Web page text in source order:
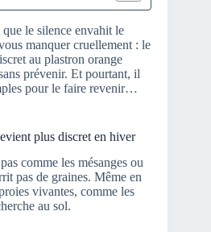
le silence envahit le
manquer cruellement : le
au plastron orange
prévenir. Et pourtant, il
pour le faire revenir…
plus discret en hiver
comme les mésanges ou
pas de graines. Même en
vivantes, comme les
au sol.